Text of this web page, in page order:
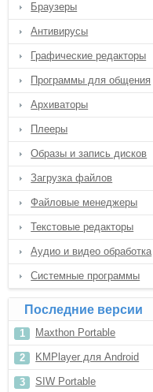
Браузеры
Антивирусы
Графические редакторы
Программы для общения
Архиваторы
Плееры
Образы и запись дисков
Загрузка файлов
Файловые менеджеры
Текстовые редакторы
Аудио и видео обработка
Системные программы
Последние версии
Maxthon Portable
KMPlayer для Android
SIW Portable